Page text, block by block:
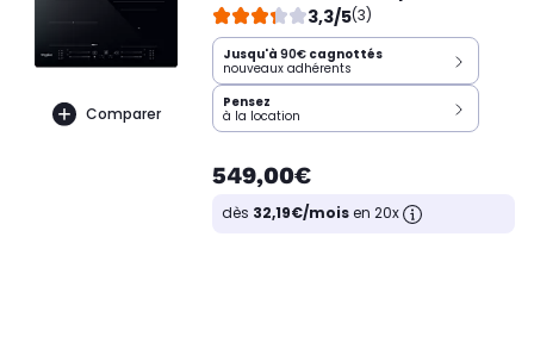
Comparer
3,3/5(3)
Jusqu'à 90€ cagnottés
nouveaux adhérents
Pensez
à la location
549,00€
dès 32,19€/moisen 20x